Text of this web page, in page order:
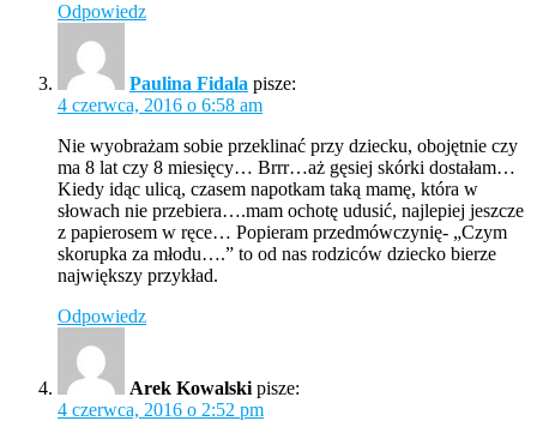
Odpowiedz
Paulina Fidala pisze:
4 czerwca, 2016 o 6:58 am
Nie wyobrażam sobie przeklinać przy dziecku, obojętnie czy
ma 8 lat czy 8 miesięcy… Brrr…aż gęsiej skórki dostałam…
Kiedy idąc ulicą, czasem napotkam taką mamę, która w
słowach nie przebiera….mam ochotę udusić, najlepiej jeszcze
z papierosem w ręce… Popieram przedmówczynię- „Czym
skorupka za młodu….” to od nas rodziców dziecko bierze
największy przykład.
Odpowiedz
Arek Kowalski pisze:
4 czerwca, 2016 o 2:52 pm